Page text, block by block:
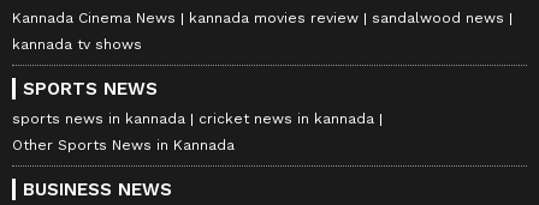
Kannada Cinema News kannada movies review
sandalwood news
kannada tv shows
SPORTS NEWS
sports news in kannada
cricket news in kannada
Other Sports News in Kannada
BUSINESS NEWS